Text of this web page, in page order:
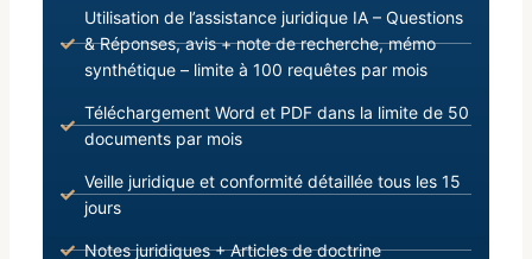
Utilisation de l’assistance juridique IA – Questions
& Réponses, avis + note de recherche, mémo
synthétique – limite à 100 requêtes par mois
Téléchargement Word et PDF dans la limite de 50
documents par mois
Veille juridique et conformité détaillée tous les 15
jours
Notes juridiques + Articles de doctrine